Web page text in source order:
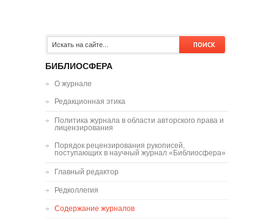
БИБЛИОСФЕРА
О журнале
Редакционная этика
Политика журнала в области авторского права и
лицензирования
Порядок рецензирования рукописей,
поступающих в научный журнал «Библиосфера»
Главный редактор
Редколлегия
Содержание журналов